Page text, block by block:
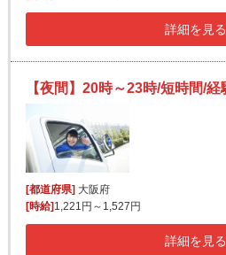
詳細を見る
[都道府県] 大阪府
[時給] 1,221円～1,527円
詳細を見る